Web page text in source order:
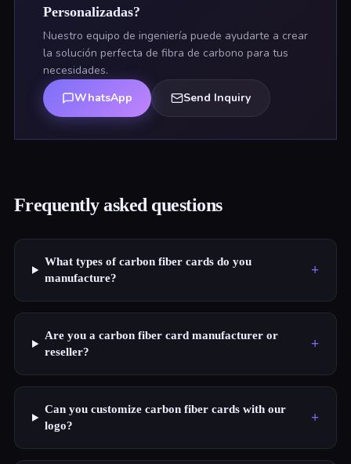
Personalizadas?
Nuestro equipo de ingeniería puede ayudarte a crear
la solución perfecta de fibra de carbono para tus
necesidades.
WhatsApp
Send Inquiry
Frequently asked questions
What types of carbon fiber cards do you
manufacture?
+
Are you a carbon fiber card manufacturer or
reseller?
+
Can you customize carbon fiber cards with our
logo?
+